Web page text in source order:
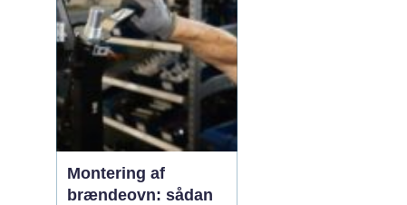
både arbejde, studie og
hverdag. Derfor
Montering af
brændeovn: sådan